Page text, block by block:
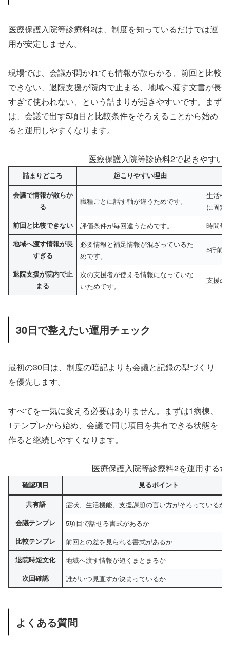
医療保護入院等診療料2は、制度を知っているだけでは運
用が安定しません。
現場では、会議が開かれても情報が散らかる、前回と比較
できない、退院支援が院内で止まる、地域へ渡す文書が長
すぎて使われない、という詰まりが起きやすいです。まず
は、会議で出す5項目と比較条件をそろえることから始め
ると運用しやすくなります。
医療保護入院等診療料2で起きやすい
詰まりどころ 起こりやすい理由
会議で情報が散らか
る
職種ごとに話す軸が違うためです。
生活機
に固定
前回と比較できない 評価条件が毎回違うためです。 時間帯
地域へ渡す情報が長
すぎる
必要情報と補足情報が混ざっているた
めです。
5行前
退院支援が院内で止
まる
次の支援者が使える情報になっていな
いためです。
支援の
30日で整えたい運用チェック
最初の30日は、制度の暗記よりも会議と記録の型づくり
を優先します。
すべてを一気に変える必要はありません。まずは1病棟、
1テンプレから始め、会議で同じ項目を共有できる状態を
作ると継続しやすくなります。
医療保護入院等診療料2を運用する
確認項目 見るポイント
共有語 症状、生活機能、支援課題の言い方がそろっているか
会議テンプレ 5項目で話せる書式があるか
比較テンプレ 前回との差を見られる書式があるか
退院時短文化 地域へ渡す情報が短くまとまるか
次回確認 誰がいつ見直すか決まっているか
よくある質問